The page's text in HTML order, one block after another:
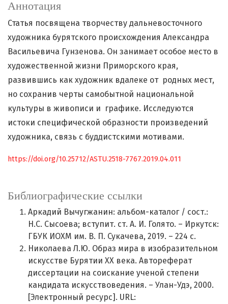
Аннотация
Статья посвящена творчеству дальневосточного
художника бурятского происхождения Александра
Васильевича Гунзенова. Он занимает особое место в
художественной жизни Приморского края,
развившись как художник вдалеке от родных мест,
но сохранив черты самобытной национальной
культуры в живописи и графике. Исследуются
истоки специфической образности произведений
художника, связь с буддистскими мотивами.
https://doi.org/10.25712/ASTU.2518-7767.2019.04.011
Библиографические ссылки
Аркадий Вычугжанин: альбом-каталог / сост.:
Н.С. Сысоева; вступит. ст. А. И. Голято. – Иркутск:
ГБУК ИОХМ им. В. П. Сукачева, 2019. – 224 с.
Николаева Л.Ю. Образ мира в изобразительном
искусстве Бурятии ХХ века. Автореферат
диссертации на соискание ученой степени
кандидата искусствоведения. – Улан-Удэ, 2000.
[Электронный ресурс]. URL: